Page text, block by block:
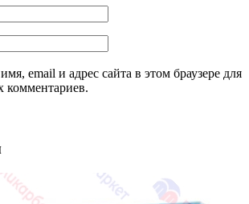
email и адрес сайта в этом браузере для